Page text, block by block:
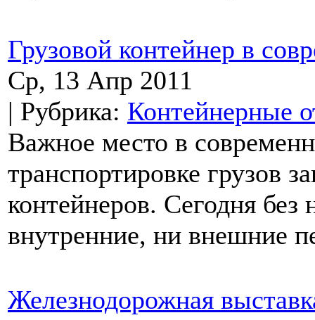
Грузовой контейнер в
Ср, 13 Апр 2011
| Рубрика: Контейнерные
Важное место в
транспортировке грузов
контейнеров. Сегодня
внутренние, ни внешние
Железнодорожная